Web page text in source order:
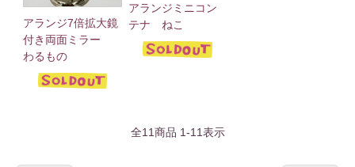
アランジ7倍拡大鏡
付き両面ミラー
わるもの
アランジミニコン
テナ ねこ
全11商品 1-11表示